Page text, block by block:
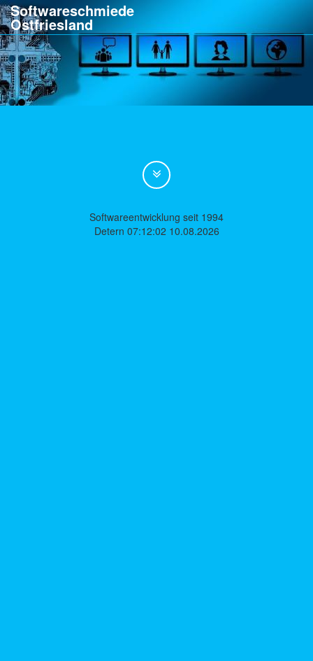
Softwareschmiede
Ostfriesland
Softwareentwicklung seit 1994
Detern 07:12:02 10.08.2026